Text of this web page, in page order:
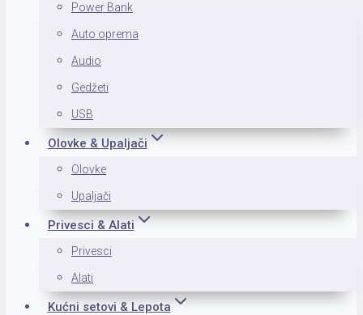
Power Bank
Auto oprema
Audio
Gedžeti
USB
Olovke & Upaljači
Olovke
Upaljači
Privesci & Alati
Privesci
Alati
Kućni setovi & Lepota